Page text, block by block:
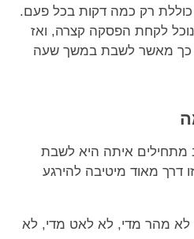
כוללת רק כמה דקות בכל פעם.
לקחת הפסקה קצרה, ואז
כך מאשר לשבת במשך שעה
מתחילים איתה היא לשבת
מאוד מיטיבה להירגע
לא מהר מדי, לא לאט מדי, לא